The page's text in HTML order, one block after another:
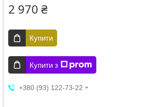
2 970 ₴
Купити
Купити з
+380 (93) 122-73-22